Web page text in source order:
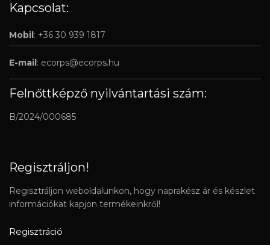
Kapcsolat:
Mobil: +36 30 939 1817
E-mail: ecorps@ecorps.hu
Felnőttképző nyilvántartási szám:
B/2024/000685
Regisztráljon!
Regisztráljon weboldalunkon, hogy naprakész ár és készlet
információkat kapjon termékeinkről!
Regisztráció